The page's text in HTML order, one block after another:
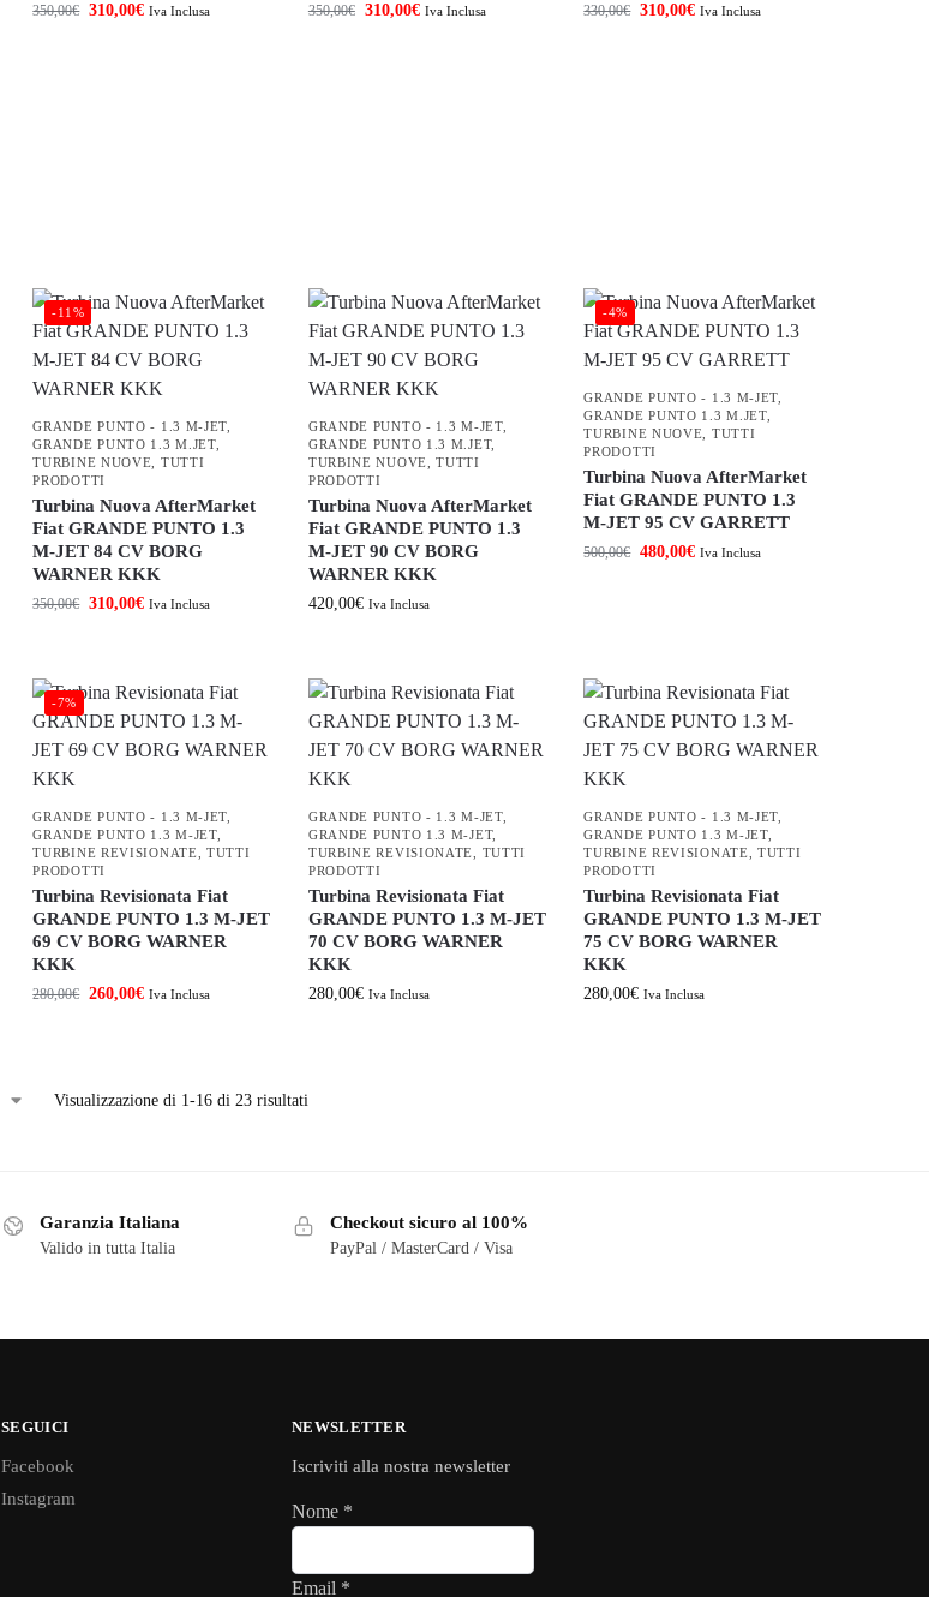
350,00€ 310,00€ Iva Inclusa 350,00€ 310,00€ Iva Inclusa 330,00€ 310,00€ Iva Inclusa
-11%
GRANDE PUNTO - 1.3 M-JET
GRANDE PUNTO 1.3 M.JET,
TURBINE NUOVE
TUTTI
PRODOTTI
Turbina Nuova AfterMarket
Fiat GRANDE PUNTO 1.3
M-JET 84 CV BORG
WARNER KKK
350,00€ 310,00€ Iva Inclusa
GRANDE PUNTO - 1.3 M-JET,
GRANDE PUNTO 1.3 M.JET,
TURBINE NUOVE ,TUTTI
PRODOTTI
Turbina Nuova AfterMarket
Fiat GRANDE PUNTO 1.3
M-JET 90 CV BORG
WARNER KKK
420,00€ Iva Inclusa
-4%
GRANDE PUNTO - 1.3 M-JET
GRANDE PUNTO 1.3 M.JET,
TURBINE NUOVE
TUTTI
PRODOTTI
Turbina Nuova AfterMarket
Fiat GRANDE PUNTO 1.3
M-JET 95 CV GARRETT
500,00€ 480,00€ Iva Inclusa
-7%
GRANDE PUNTO - 1.3 M-JET
GRANDE PUNTO 1.3 M-JET,
TURBINE REVISIONATE ,TUTTI
PRODOTTI
Turbina Revisionata Fiat
GRANDE PUNTO 1.3 M-JET
69 CV BORG WARNER
KKK
280,00€ 260,00€ Iva Inclusa
GRANDE PUNTO - 1.3 M-JET,
GRANDE PUNTO 1.3 M-JET,
TURBINE REVISIONATE
TUTTI
PRODOTTI
Turbina Revisionata Fiat
GRANDE PUNTO 1.3 M-JET
70 CV BORG WARNER
KKK
280,00€ Iva Inclusa
GRANDE PUNTO - 1.3 M-JET
GRANDE PUNTO 1.3 M-JET,
TURBINE REVISIONATE ,TUTTI
PRODOTTI
Turbina Revisionata Fiat
GRANDE PUNTO 1.3 M-JET
75 CV BORG WARNER
KKK
280,00€ Iva Inclusa
Visualizzazione di 1-16 di 23 risultati
Garanzia Italiana
Valido in tutta Italia
Checkout sicuro al 100%
PayPal / MasterCard / Visa
SEGUICI
Facebook
Instagram
NEWSLETTER
Iscriviti alla nostra newsletter
Nome *
Email *